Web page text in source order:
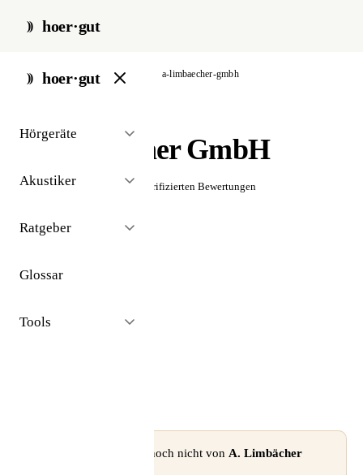
hoer·gut
hoer·gut
Hörgeräte
Akustiker
Ratgeber
Glossar
Tools
start / akustiker / augsburg a-limbaecher-gmbh
A. Limbächer GmbH
☆☆☆☆☆ Noch keine verifizierten Bewertungen
⚠ Dieses Profil wurde noch nicht von A. Limbächer